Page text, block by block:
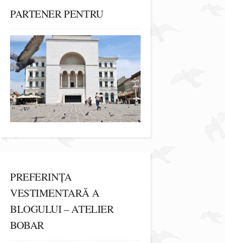
PARTENER PENTRU
PREFERINȚA
VESTIMENTARĂ A
BLOGULUI – ATELIER
BOBAR